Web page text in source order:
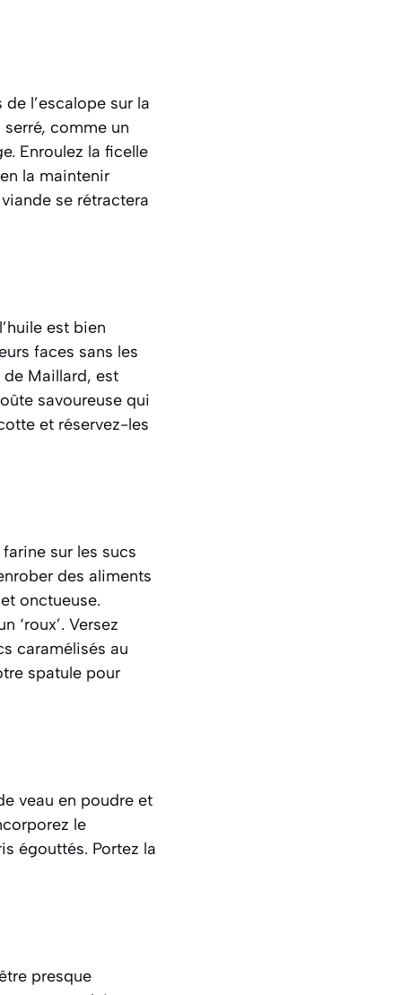
l’escalope sur la
comme un
Enroulez la ficelle
la maintenir
se rétractera
est bien
faces sans les
Maillard, est
savoureuse qui
et réservez-les
sur les sucs
des aliments
onctueuse.
‘roux’. Versez
caramélisés au
spatule pour
veau en poudre et
le
égouttés. Portez la
presque